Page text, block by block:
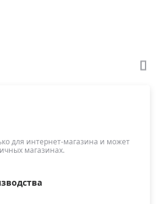
для интернет-магазина и может
магазинах.